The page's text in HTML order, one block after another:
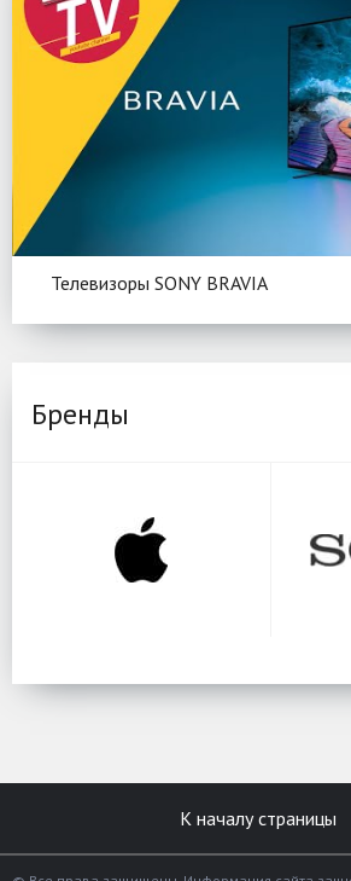
Телевизоры SONY BRAVIA
Бренды
К началу страницы